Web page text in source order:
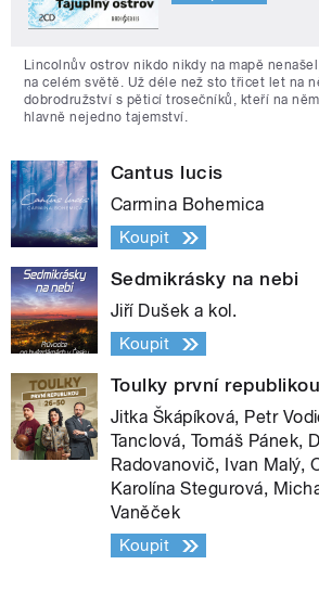
Lincolnův ostrov nikdo nikdy na mapě
na celém světě. Už déle než sto třicet let na
dobrodružství s pěticí trosečníků, kteří na
hlavně nejedno tajemství.
Cantus lucis
Carmina Bohemica
Koupit
Sedmikrásky na nebi
Jiří Dušek a kol.
Koupit
Toulky první
Jitka Škápíková, Petr
Tanclová, Tomáš Pánek,
Radovanovič, Ivan Malý,
Karolína Stegurová,
Vaněček
Koupit